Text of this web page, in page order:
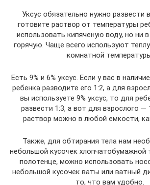
Уксус обязательно нужно развести
готовите раствор от температуры
использовать кипяченую воду, но ни
горячую. Чаще всего используют
комнатной
Есть 9% и 6% уксус. Если у вас в
ребенка разводите его 1:2, а для
вы используете 9% уксус, то для
развести 1:3, а вот для взрослого —
раствор можно в любой емкости,
Также, для обтирания тела нам
небольшой кусочек хлопчатобумажной
полотенце, можно использовать
небольшой кусочек ваты или ватный
то, что вам удобно.